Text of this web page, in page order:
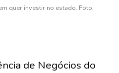
quer investir no estado. Foto:
de Negócios do